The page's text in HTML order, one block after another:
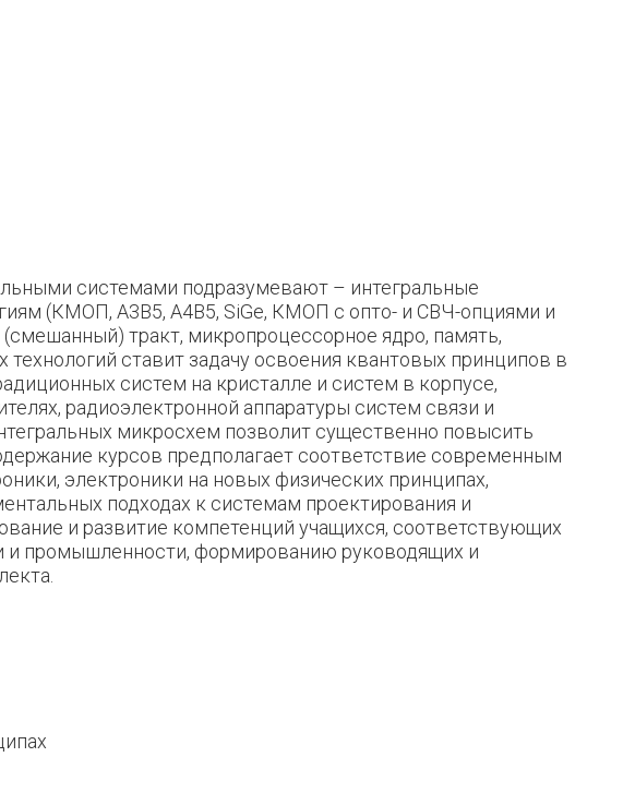
системами подразумевают – интегральные
(КМОП, А3В5, А4В5, SiGe, КМОП с опто- и СВЧ-опциями и
тракт, микропроцессорное ядро, память,
ставит задачу освоения квантовых принципов в
систем на кристалле и систем в корпусе,
радиоэлектронной аппаратуры систем связи и
микросхем позволит существенно повысить
курсов предполагает соответствие современным
электроники на новых физических принципах,
подходах к системам проектирования и
и развитие компетенций учащихся, соответствующих
и промышленности, формированию руководящих и